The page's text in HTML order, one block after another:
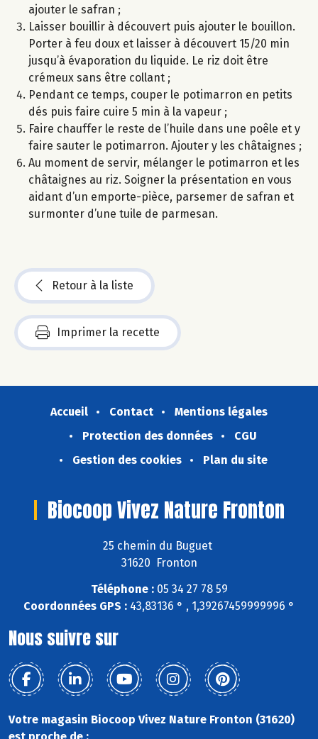
ajouter le safran ;
Laisser bouillir à découvert puis ajouter le bouillon.
Porter à feu doux et laisser à découvert 15/20 min
jusqu’à évaporation du liquide. Le riz doit être
crémeux sans être collant ;
Pendant ce temps, couper le potimarron en petits
dés puis faire cuire 5 min à la vapeur ;
Faire chauffer le reste de l’huile dans une poêle et y
faire sauter le potimarron. Ajouter y les châtaignes ;
Au moment de servir, mélanger le potimarron et les
châtaignes au riz. Soigner la présentation en vous
aidant d’un emporte-pièce, parsemer de safran et
surmonter d’une tuile de parmesan.
Retour à la liste
Imprimer la recette
Accueil Contact
Mentions légales
Protection des données
CGU
Gestion des cookies
Plan du site
Biocoop Vivez Nature Fronton
25 chemin du Buguet
31620 Fronton
Téléphone :05 34 27 78 59
Coordonnées GPS : 43,83136 ° , 1,39267459999996 °
Nous suivre sur
Votre magasin Biocoop Vivez Nature Fronton (31620)